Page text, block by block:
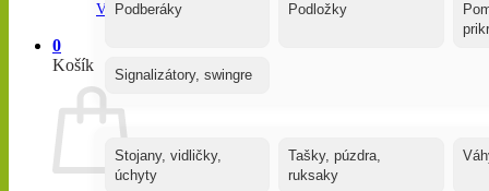
Vrátiť sa do obchodu
0
Košík
Podberáky Podložky
Signalizátory, swingre
Stojany, vidličky,
úchyty
Tašky, púzdra,
ruksaky